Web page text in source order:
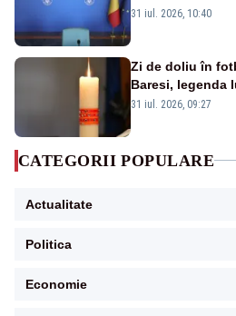
31 iul. 2026, 10:40
Zi de doliu în
Baresi, legenda
naționalei Italiei,
31 iul. 2026, 09:27
CATEGORII POPULARE
Actualitate
Politica
Economie